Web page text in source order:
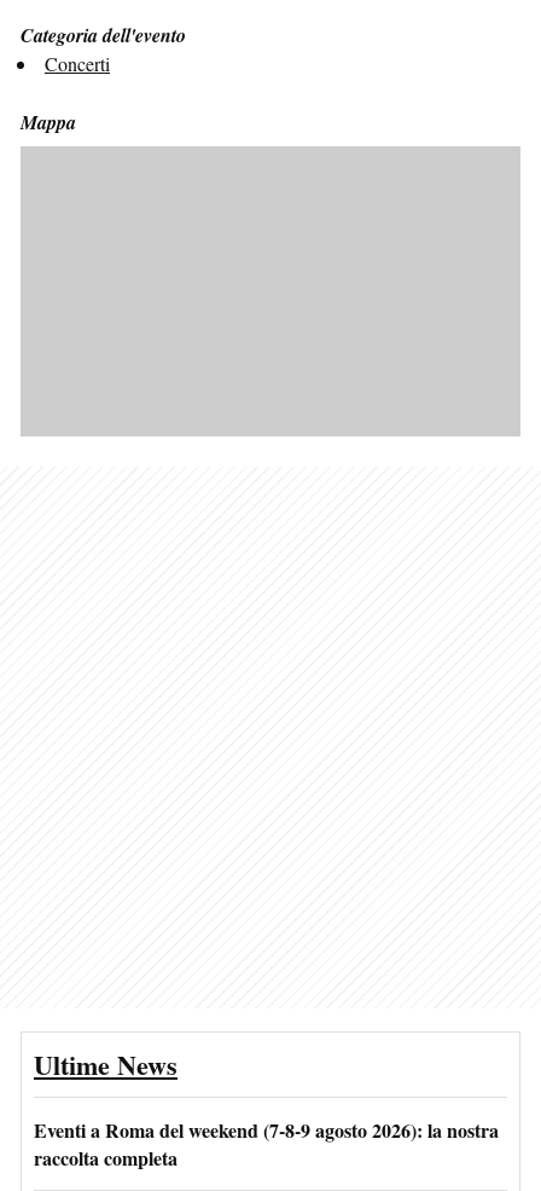
Categoria dell'evento
Concerti
Mappa
Ultime News
Eventi a Roma del weekend (7-8-9 agosto 2026): la nostra
raccolta completa